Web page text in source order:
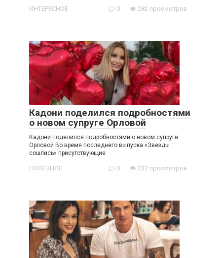
ИНТЕРЕСНОЕ 0 282 просмотров
Кадони поделился подробностями
о новом супруге Орловой
Кадони поделился подробностями о новом супруге
Орловой Во время последнего выпуска «Звезды
сошлись» присутствующие
ПОЛЕЗНОЕ 0 232 просмотров